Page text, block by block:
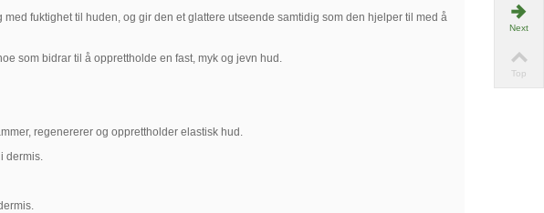
fuktighet til huden, og gir den et glattere utseende samtidig som den hjelper til med å
som bidrar til å opprettholde en fast, myk og jevn hud.
regenererer og opprettholder elastisk hud.
dermis.
Next
Top